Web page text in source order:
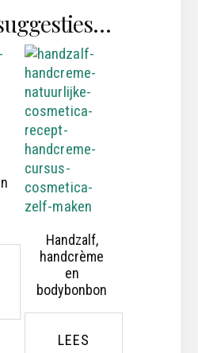
Handzalf,
handcrème
en
bodybonbon
LEES